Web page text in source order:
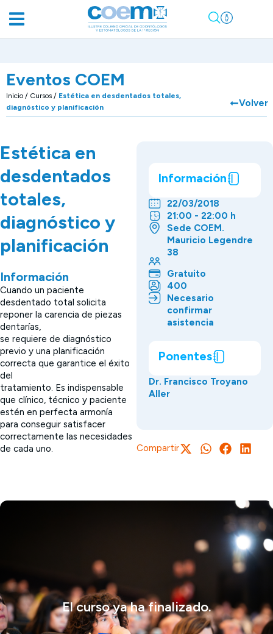
Eventos COEM
Inicio / Cursos / Estética en desdentados totales,
diagnóstico y planificación
Volver
Estética en
desdentados
totales,
diagnóstico y
planificación
Información
Cuando un paciente
desdentado total solicita
reponer la carencia de piezas
dentarías,
se requiere de diagnóstico
previo y una planificación
correcta que garantice el éxito
del
tratamiento. Es indispensable
que clínico, técnico y paciente
estén en perfecta armonía
para conseguir satisfacer
correctamente las necesidades
de cada uno.
Información
22/03/2018
21:00 - 22:00 h
Sede COEM.
Mauricio Legendre
38
Gratuito
400
Necesario
confirmar
asistencia
Ponentes
Dr. Francisco Troyano
Aller
Compartir
El curso ya ha finalizado.